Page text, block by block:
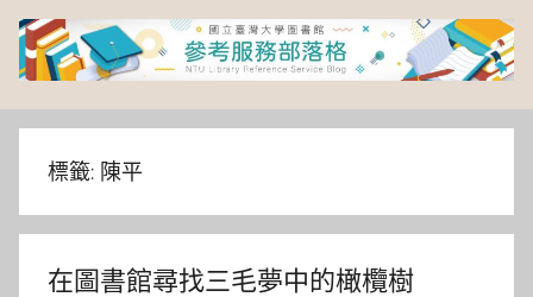
Skip
content
臺
灣
大
標籤: 陳平
在圖書館尋找三毛夢中的橄欖樹